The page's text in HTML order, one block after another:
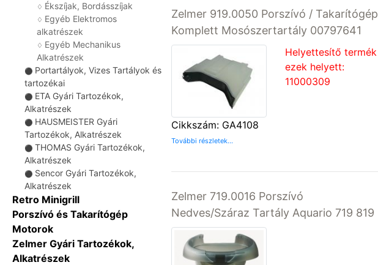
♢ Ékszíjak, Bordásszíjak
♢ Egyéb Elektromos
alkatrészek
♢ Egyéb Mechanikus
Alkatrészek
⚫ Portartályok, Vizes Tartályok és
tartozékai
⚫ ETA Gyári Tartozékok,
Alkatrészek
⚫ HAUSMEISTER Gyári
Tartozékok, Alkatrészek
⚫ THOMAS Gyári Tartozékok,
Alkatrészek
⚫ Sencor Gyári Tartozékok,
Alkatrészek
Retro Minigrill
Porszívó és Takarítógép
Motorok
Zelmer Gyári Tartozékok,
Alkatrészek
Zelmer 919.0050 Porszívó / Takarítógép
Komplett Mosószertartály 00797641
Cikkszám: GA4108
További részletek...
Helyettesítő termék
ezek helyett:
11000309
Zelmer 719.0016 Porszívó
Nedves/Száraz Tartály Aquario 719 819